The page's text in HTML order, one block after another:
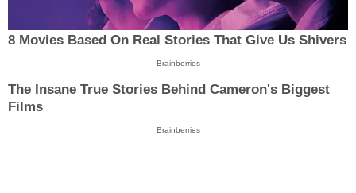
8 Movies Based On Real Stories That Give Us Shivers
Brainberries
The Insane True Stories Behind Cameron's Biggest
Films
Brainberries